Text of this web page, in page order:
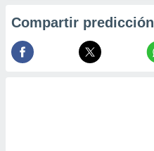
Compartir predicción